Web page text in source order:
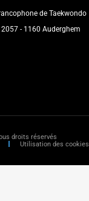
de Taekwondo
- 1160 Auderghem
droits réservés
Utilisation des cookies